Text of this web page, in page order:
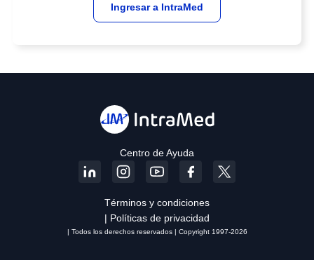
confianza [IC] del 95%: 0,74 a 0,92; P <0,001).
ventilación mecánica invasiva (29.0% vs. 40.7%, RR 0.65
[ IC del 95%: 0,51 a 0,82]; p <0,001), en una quinta parte
mecánica invasiva (21,5% frente a 25,0%, RR 0,80 [IC del
95%: 0,70 a 0,92]; p = 0,002), pero
no redujo la
en la aleatorización (17.0% vs. 13.2%, RR
1.22 [IC 95% 0.93 a 1.61]; p = 0.14).
Ingresar a IntraMed
Centro de Ayuda
Términos y condiciones
| Políticas de privacidad
| Todos los derechos reservados | Copyright 1997-2026